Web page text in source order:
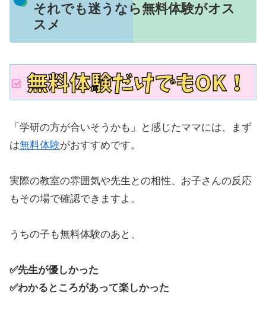
それでも迷うなら無料体験がオス
スメ
「学研の方が合いそうかも」と感じたママには、まず
は無料体験がおすすめです。
実際の教室の雰囲気や先生との相性、お子さんの反応
もその場で確認できますよ。
うちの子も無料体験のあと、
✅先生が優しかった
✅わかるところがあって楽しかった